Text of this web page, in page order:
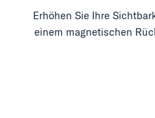
Erhöhen Sie Ihre
einem magnetischen